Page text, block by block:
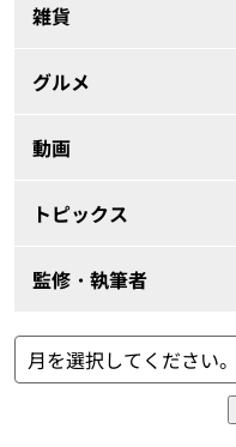
雑貨
グルメ
動画
トピックス
監修・執筆者